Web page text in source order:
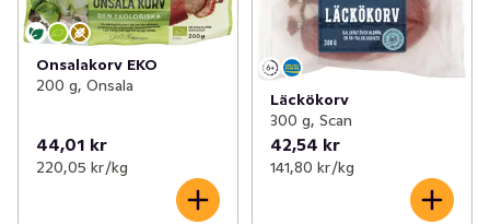
Onsalakorv EKO
200 g, Onsala
44,01 kr
220,05 kr /kg
Läckökorv
300 g, Scan
42,54 kr
141,80 kr /kg